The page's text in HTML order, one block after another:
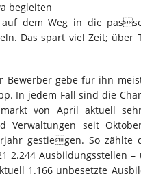
begleiten
auf dem Weg in die
Das spart viel Zeit; über
Bewerber gebe für ihn
In jedem Fall sind die
von April aktuell
Verwaltungen seit
gestiegen. So
2.244 Ausbildungsstellen
1.166 unbesetzte